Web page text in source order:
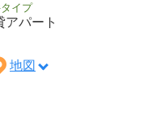
イプ
アパート
地図